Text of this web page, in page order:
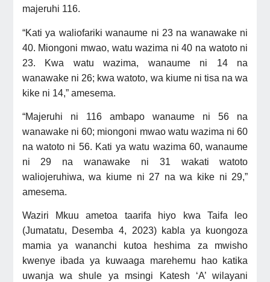
majeruhi 116.
“Kati ya waliofariki wanaume ni 23 na wanawake ni
40. Miongoni mwao, watu wazima ni 40 na watoto ni
23. Kwa watu wazima, wanaume ni 14 na
wanawake ni 26; kwa watoto, wa kiume ni tisa na wa
kike ni 14,” amesema.
“Majeruhi ni 116 ambapo wanaume ni 56 na
wanawake ni 60; miongoni mwao watu wazima ni 60
na watoto ni 56. Kati ya watu wazima 60, wanaume
ni 29 na wanawake ni 31 wakati watoto
waliojeruhiwa, wa kiume ni 27 na wa kike ni 29,”
amesema.
Waziri Mkuu ametoa taarifa hiyo kwa Taifa leo
(Jumatatu, Desemba 4, 2023) kabla ya kuongoza
mamia ya wananchi kutoa heshima za mwisho
kwenye ibada ya kuwaaga marehemu hao katika
uwanja wa shule ya msingi Katesh ‘A’ wilayani